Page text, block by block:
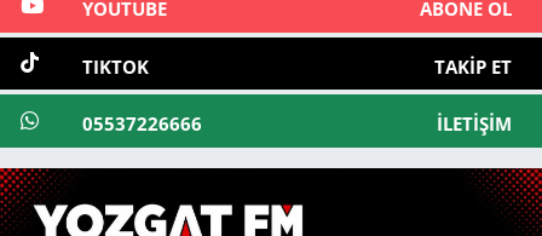
YOUTUBE ABONE OL
TIKTOK TAKIP ET
05537226666 İLETIŞIM